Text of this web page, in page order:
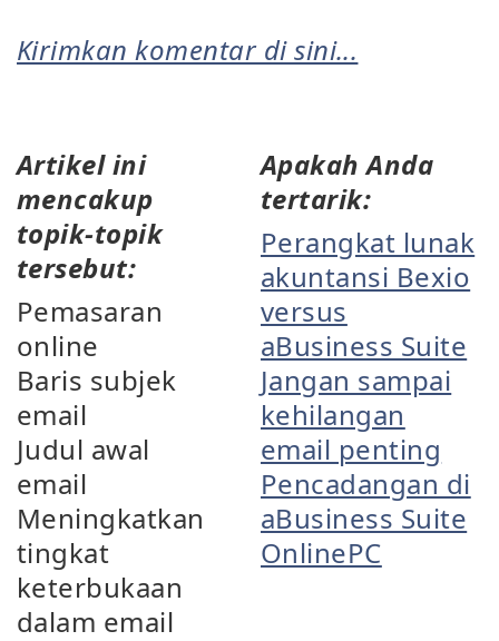
Kirimkan komentar di sini...
Artikel ini
mencakup
topik-topik
tersebut:
Pemasaran
online
Baris subjek
email
Judul awal
email
Meningkatkan
tingkat
keterbukaan
dalam email
Apakah Anda
tertarik:
Perangkat lunak
akuntansi Bexio
versus
aBusiness Suite
Jangan sampai
kehilangan
email penting
Pencadangan di
aBusiness Suite
OnlinePC